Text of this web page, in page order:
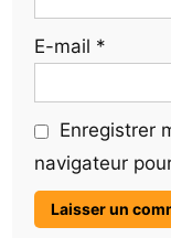
E-mail *
Enregistrer
navigateur